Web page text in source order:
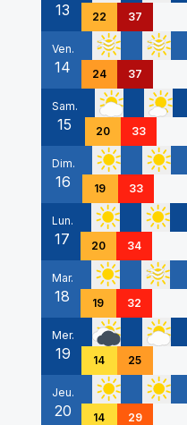
13 22 37
Ven.
14 24 37
Sam.
15 20 33
Dim.
16 19 33
Lun.
17 20 34
Mar.
18 19 32
Mer.
19 14 25
Jeu.
20 14 29